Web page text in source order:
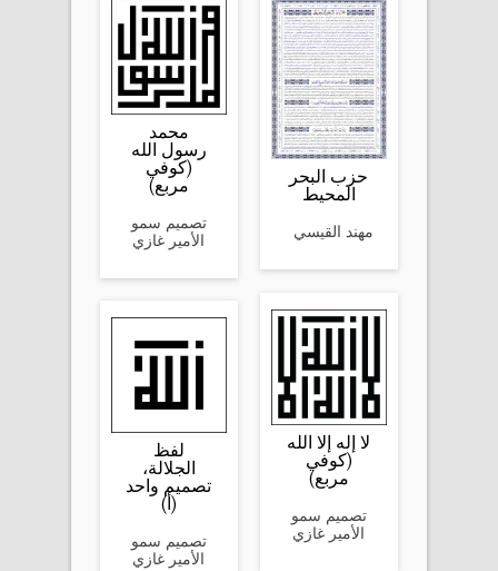
حزب البحر
المحيط
مهند القيسي
‫محمد
رسول الله‬
(كوفي
مربع)
تصميم سمو
الأمير غازي
‫لا إله إلا الله‬
(كوفي
مربع)
تصميم سمو
الأمير غازي
لفظ
الجلالة،
تصميم واحد
(أ)
تصميم سمو
الأمير غازي